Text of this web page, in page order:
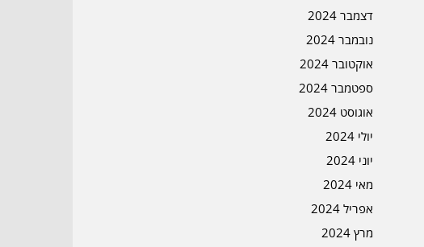
דצמבר 2024
נובמבר 2024
אוקטובר 2024
ספטמבר 2024
אוגוסט 2024
יולי 2024
יוני 2024
מאי 2024
אפריל 2024
מרץ 2024